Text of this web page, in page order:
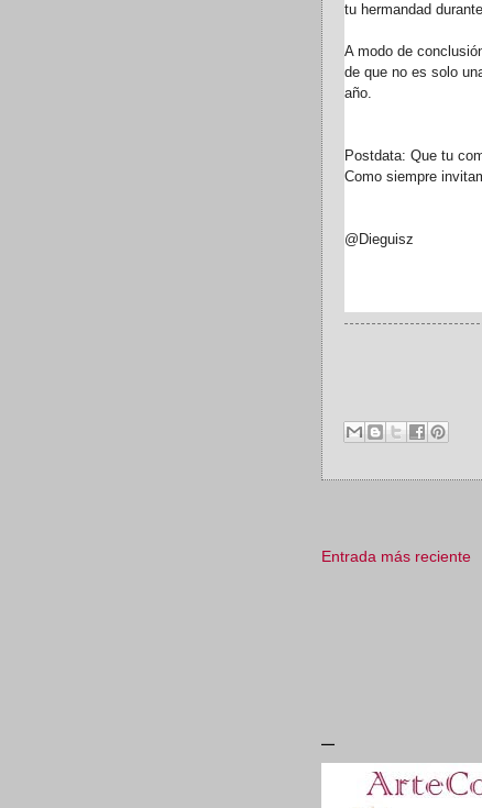
tu hermandad
A modo de
de que no es solo
año.
Postdata: Que tu
Como siempre
@Dieguisz
Entrada más reciente